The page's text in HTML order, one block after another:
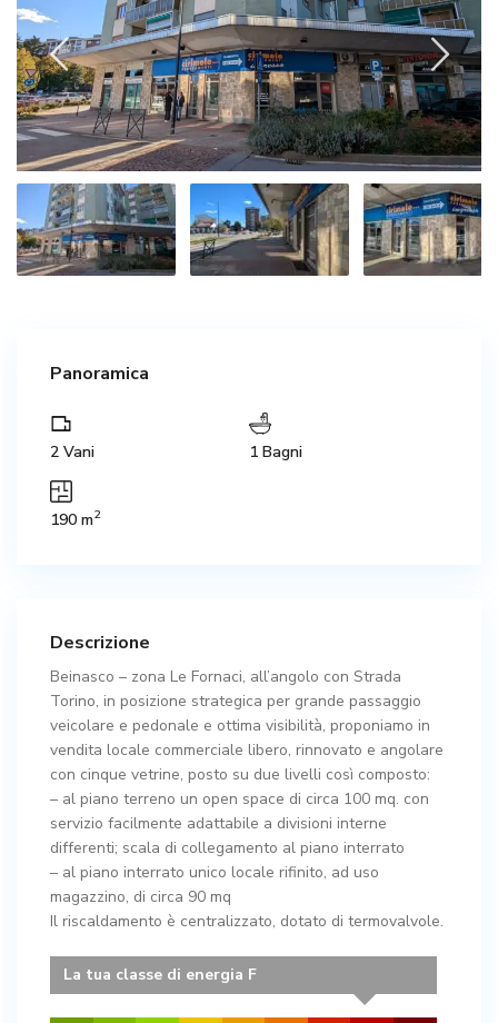
Panoramica
2 Vani 1 Bagni
190 m2
Descrizione
Beinasco – zona Le Fornaci, all’angolo con Strada
Torino, in posizione strategica per grande passaggio
veicolare e pedonale e ottima visibilità, proponiamo in
vendita locale commerciale libero, rinnovato e angolare
con cinque vetrine, posto su due livelli così composto:
– al piano terreno un open space di circa 100 mq. con
servizio facilmente adattabile a divisioni interne
differenti; scala di collegamento al piano interrato
– al piano interrato unico locale rifinito, ad uso
magazzino, di circa 90 mq
Il riscaldamento è centralizzato, dotato di termovalvole.
La tua classe di energia F